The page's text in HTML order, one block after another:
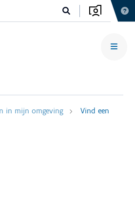
in mijn omgeving
Vind een